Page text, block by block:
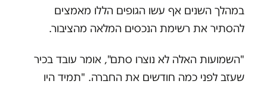
במהלך השנים אף עשו הגופים הללו מאמצים
להסתיר את רשימת הנכסים המלאה מהציבור.
"השמועות האלה לא נוצרו סתם", אומר עובד בכיר
שעזב לפני כמה חודשים את החברה. "תמיד היו